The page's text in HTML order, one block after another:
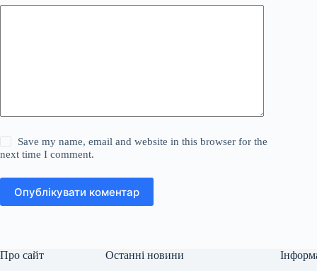
Save my name, email and website in this browser for the
next time I comment.
Опублікувати коментар
Про сайт Останні новини